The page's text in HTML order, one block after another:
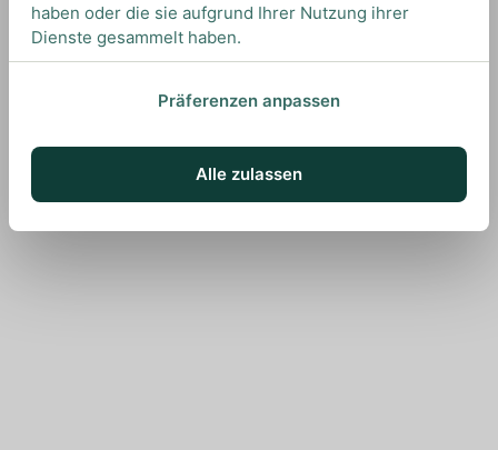
haben oder die sie aufgrund Ihrer Nutzung ihrer
Dienste gesammelt haben.
Präferenzen anpassen
Alle zulassen